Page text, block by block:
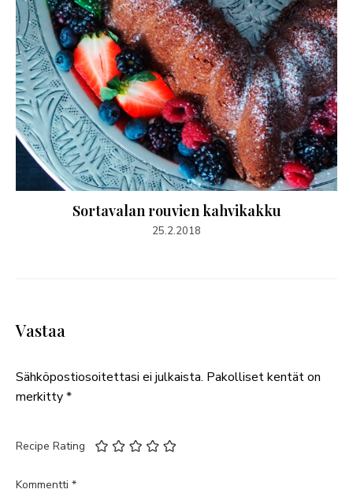
Sortavalan rouvien kahvikakku
25.2.2018
Vastaa
Sähköpostiosoitettasi ei julkaista. Pakolliset kentät on
merkitty*
Recipe Rating
Kommentti *